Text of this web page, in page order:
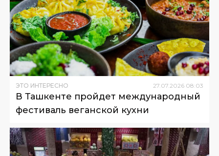
ЭТО ИНТЕРЕСНО 27.07.2026 08:03
В Ташкенте пройдет международный
фестиваль веганской кухни